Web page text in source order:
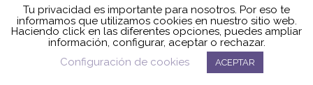
Redacción de manuales de usuario.
Redación de planes de pruebas de componentes,
de integración y de aceptación.
Ejecución de planes de pruebas.
Tu privacidad es importante para nosotros. Por eso te
informamos que utilizamos cookies en nuestro sitio web.
Haciendo click en las diferentes opciones, puedes ampliar
información, configurar, aceptar o rechazar.
Configuración de cookies
ACEPTAR